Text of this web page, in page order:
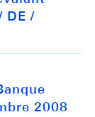
DE /
2008